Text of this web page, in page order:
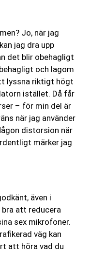
Jo, när jag
jag dra upp
det blir obehagligt
och lagom
lyssna riktigt högt
istället. Då får
– för min del är
när jag använder
distorsion när
märker jag
även i
att reducera
sex mikrofoner.
väg kan
att höra vad du